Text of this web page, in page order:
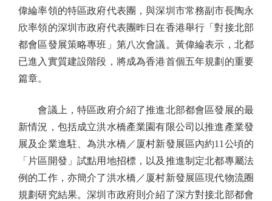
偉綸率領的特區政府代表團，與深圳市常務副市長陶永
欣率領的深圳市政府代表團昨日在香港舉行「對接北部
都會區發展策略專班」第八次會議。黃偉綸表示，北都
已進入實質建設階段，將成為香港首個五年規劃的重要
篇章。
會議上，特區政府介紹了推進北部都會區發展的最
新情況，包括成立洪水橋產業園有限公司以推進產業發
展及企業進駐、為洪水橋／厦村新發展區內約11公頃的
「片區開發」試點用地招標，以及推進制定北都專屬法
例的工作，亦簡介了洪水橋／厦村新發展區現代物流圈
規劃研究結果。深圳市政府則介紹了深方對接北部都會